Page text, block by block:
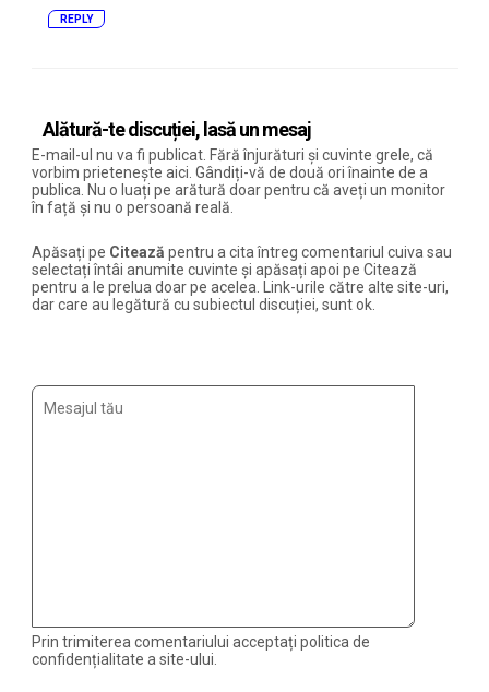
REPLY
Alătură-te discuției, lasă un mesaj
E-mail-ul nu va fi publicat. Fără înjurături și cuvinte grele, că
vorbim prietenește aici. Gândiți-vă de două ori înainte de a
publica. Nu o luați pe arătură doar pentru că aveți un monitor
în față și nu o persoană reală.
Apăsați pe Citează pentru a cita întreg comentariul cuiva sau
selectați întâi anumite cuvinte și apăsați apoi pe Citează
pentru a le prelua doar pe acelea. Link-urile către alte site-uri,
dar care au legătură cu subiectul discuției, sunt ok.
Prin trimiterea comentariului acceptați politica de
confidențialitate a site-ului.